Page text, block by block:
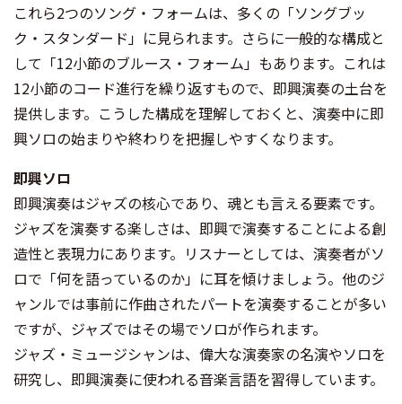
これら2つのソング・フォームは、多くの「ソングブッ
ク・スタンダード」に見られます。さらに一般的な構成と
して「12小節のブルース・フォーム」もあります。これは
12小節のコード進行を繰り返すもので、即興演奏の土台を
提供します。こうした構成を理解しておくと、演奏中に即
興ソロの始まりや終わりを把握しやすくなります。
即興ソロ
即興演奏はジャズの核心であり、魂とも言える要素です。
ジャズを演奏する楽しさは、即興で演奏することによる創
造性と表現力にあります。リスナーとしては、演奏者がソ
ロで「何を語っているのか」に耳を傾けましょう。他のジ
ャンルでは事前に作曲されたパートを演奏することが多い
ですが、ジャズではその場でソロが作られます。
ジャズ・ミュージシャンは、偉大な演奏家の名演やソロを
研究し、即興演奏に使われる音楽言語を習得しています。